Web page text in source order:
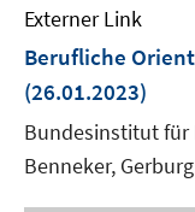
Externer Link
Berufliche
(26.01.2023)
Bundesinstitut
Benneker, Gerburg